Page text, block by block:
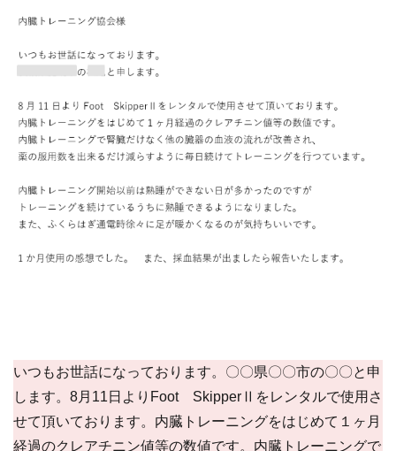
いつもお世話になっております。〇〇県〇〇市の〇〇と申
します。8月11日よりFoot SkipperⅡをレンタルで使用さ
せて頂いております。内臓トレーニングをはじめて１ヶ月
経過のクレアチニン値等の数値です。内臓トレーニングで